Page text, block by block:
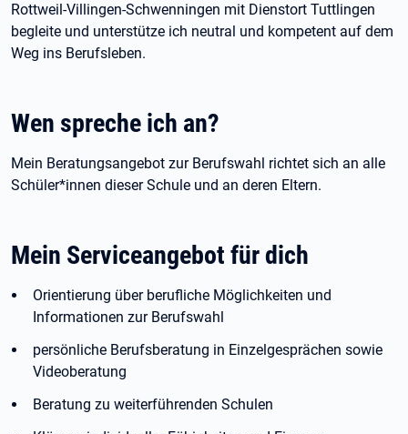
Rottweil-Villingen-Schwenningen mit Dienstort Tuttlingen
begleite und unterstütze ich neutral und kompetent auf dem
Weg ins Berufsleben.
Wen spreche ich an?
Mein Beratungsangebot zur Berufswahl richtet sich an alle
Schüler*innen dieser Schule und an deren Eltern.
Mein Serviceangebot für dich
Orientierung über berufliche Möglichkeiten und
Informationen zur Berufswahl
persönliche Berufsberatung in Einzelgesprächen sowie
Videoberatung
Beratung zu weiterführenden Schulen